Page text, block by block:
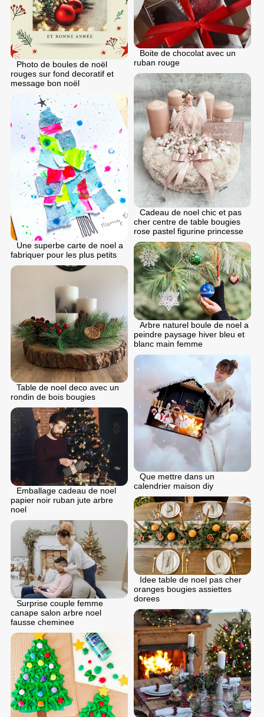
Photo de boules de noël
rouges sur fond decoratif et
message bon noël
Boite de chocolat avec un
ruban rouge
Cadeau de noel chic et pas
cher centre de table bougies
rose pastel figurine princesse
Une superbe carte de noel a
fabriquer pour les plus petits
Arbre naturel boule de noel a
peindre paysage hiver bleu et
blanc main femme
Table de noel deco avec un
rondin de bois bougies
Que mettre dans un
calendrier maison diy
Emballage cadeau de noel
papier noir ruban jute arbre
noel
Idee table de noel pas cher
oranges bougies assiettes
dorees
Surprise couple femme
canape salon arbre noel
fausse cheminee